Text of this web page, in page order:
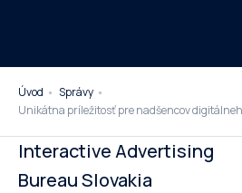
Úvod
Správy
Unikátna príležitosť pre nadšencov
Interactive Advertising
Bureau Slovakia